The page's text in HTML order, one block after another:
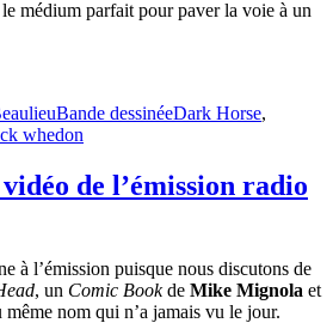
le médium parfait pour paver la voie à un
Catégories
Bande dessinéeÉtiquettes
Dark Horse,
whedon
de l’émission radio
à l’émission puisque nous discutons de
, un Comic Bookde Mike Mignola et
nom qui n’a jamais vu le jour.